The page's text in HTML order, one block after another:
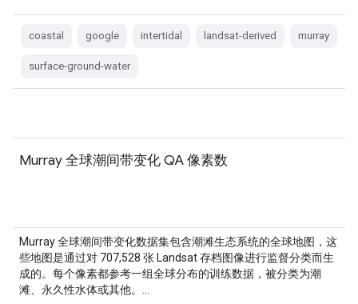
coastal google intertidal landsat-derived murray
surface-ground-water
Murray 全球潮间带变化 QA 像素数
Murray 全球潮间带变化数据集包含潮滩生态系统的全球地图，这
些地图是通过对 707,528 张 Landsat 存档图像进行监督分类而生
成的。每个像素都参考一组全球分布的训练数据，被分类为潮
滩、永久性水体或其他。…